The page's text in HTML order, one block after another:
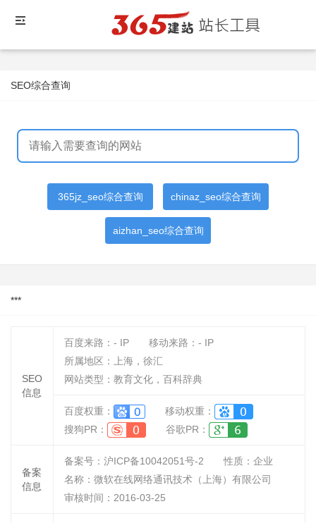
SEO综合查询
365jz_seo综合查询 chinaz_seo综合查询
aizhan_seo综合查询
***
SEO
信息
百度来路： - IP 移动来路： - IP
所属地区：上海，徐汇
网站类型：教育文化，百科辞典
百度权重：
移动权重：
搜狗PR：
谷歌PR：
备案
信息
备案号：沪ICP备10042051号-2 性质： 企业
名称： 微软在线网络通讯技术（上海）有限公司
审核时间： 2016-03-25